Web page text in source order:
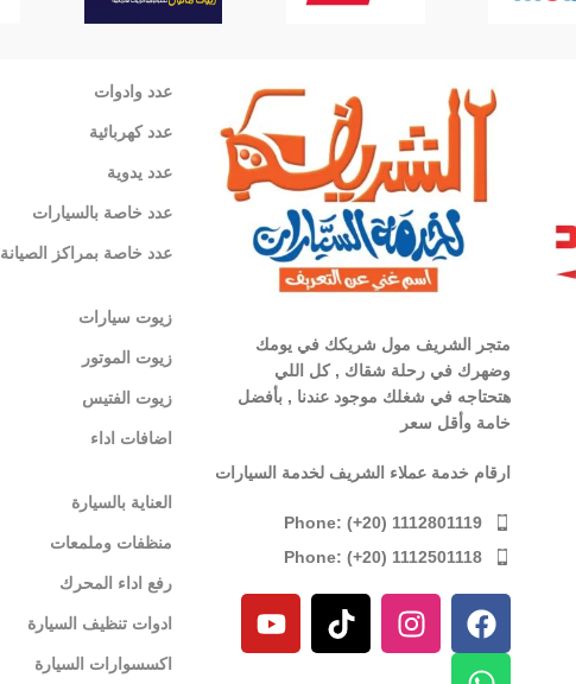
متجر الشريف مول شريكك في يومك
وضهرك في رحلة شقاك , كل اللي
هتحتاجه في شغلك موجود عندنا , بأفضل
خامة وأقل سعر
ارقام خدمة عملاء الشريف لخدمة السيارات
Phone: (+20) 1112801119
Phone: (+20) 1112501118
عدد وادوات
عدد كهربائية
عدد يدوية
عدد خاصة بالسيارات
عدد خاصة بمراكز الصيانة
زيوت سيارات
زيوت الموتور
زيوت الفتيس
اضافات اداء
العناية بالسيارة
منظفات وملمعات
رفع اداء المحرك
ادوات تنظيف السيارة
اكسسوارات السيارة